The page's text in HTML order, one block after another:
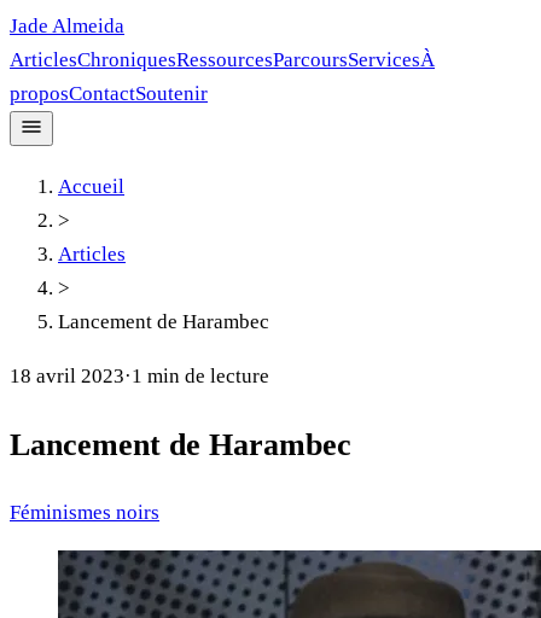
Jade Almeida
ArticlesChroniquesRessourcesParcoursServicesÀ
proposContactSoutenir
Accueil
>
Articles
>
Lancement de Harambec
18 avril 2023·1 min de lecture
Lancement de Harambec
Féminismes noirs